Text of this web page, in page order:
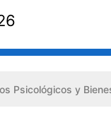
y Bienestar